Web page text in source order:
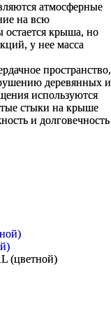
атмосферные
на всю
крыша, но
у нее масса
пространство,
деревянных и
используются
стыки на крыше
и долговечность
(цветной)